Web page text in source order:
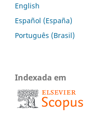
English
Español (España)
Português (Brasil)
Indexada em